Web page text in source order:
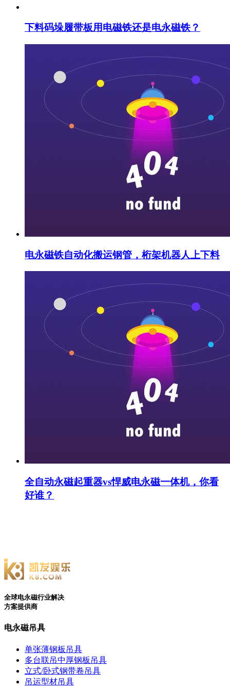
下料码垛履带板用电磁铁还是电永磁铁？
电永磁铁自动化搬运钢管，桁架机器人上下料
全自动永磁起重器vs悍威电永磁一体机，你看
好谁？
全球电永磁行业解决
方案提供商
电永磁吊具
单张薄钢板吊具
多台联吊中厚钢板吊具
立式/卧式钢带卷吊具
吊运型材吊具